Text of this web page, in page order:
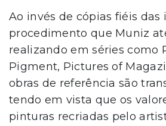
Ao invés de cópias fiéis das
procedimento que Muniz
realizando em séries como
Pigment, Pictures of
obras de referência são
tendo em vista que os
pinturas recriadas pelo